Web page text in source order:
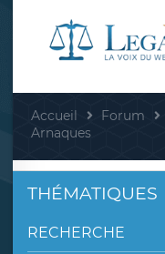
Accueil Forum
Arnaques
THÉMATIQUES